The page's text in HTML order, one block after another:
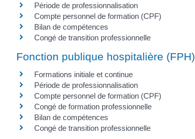
Période de professionnalisation
Compte personnel de formation (CPF)
Bilan de compétences
Congé de transition professionnelle
Fonction publique hospitalière (FPH)
Formations initiale et continue
Période de professionnalisation
Compte personnel de formation (CPF)
Congé de formation professionnelle
Bilan de compétences
Congé de transition professionnelle